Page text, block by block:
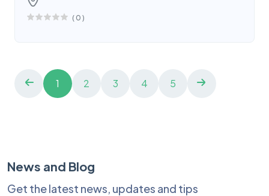
( 0 )
1 2 3 4 5
News and Blog
Get the latest news, updates and tips